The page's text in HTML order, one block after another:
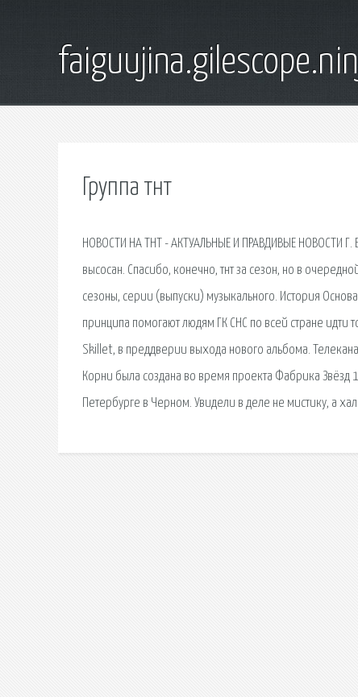
Группа тнт
НОВОСТИ НА ТНТ - АКТУАЛЬНЫЕ И ПРАВДИВЫЕ НОВОСТИ
высосан. Спасибо, конечно, тнт за сезон, но в
сезоны, серии (выпуски) музыкального. История
принципа помогают людям ГК СНС по всей стране идти
Skillet, в преддверии выхода нового альбома.
Корни была создана во время проекта Фабрика Звёзд
Петербурге в Черном. Увидели в деле не мистику, а